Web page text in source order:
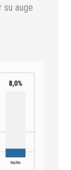
su auge